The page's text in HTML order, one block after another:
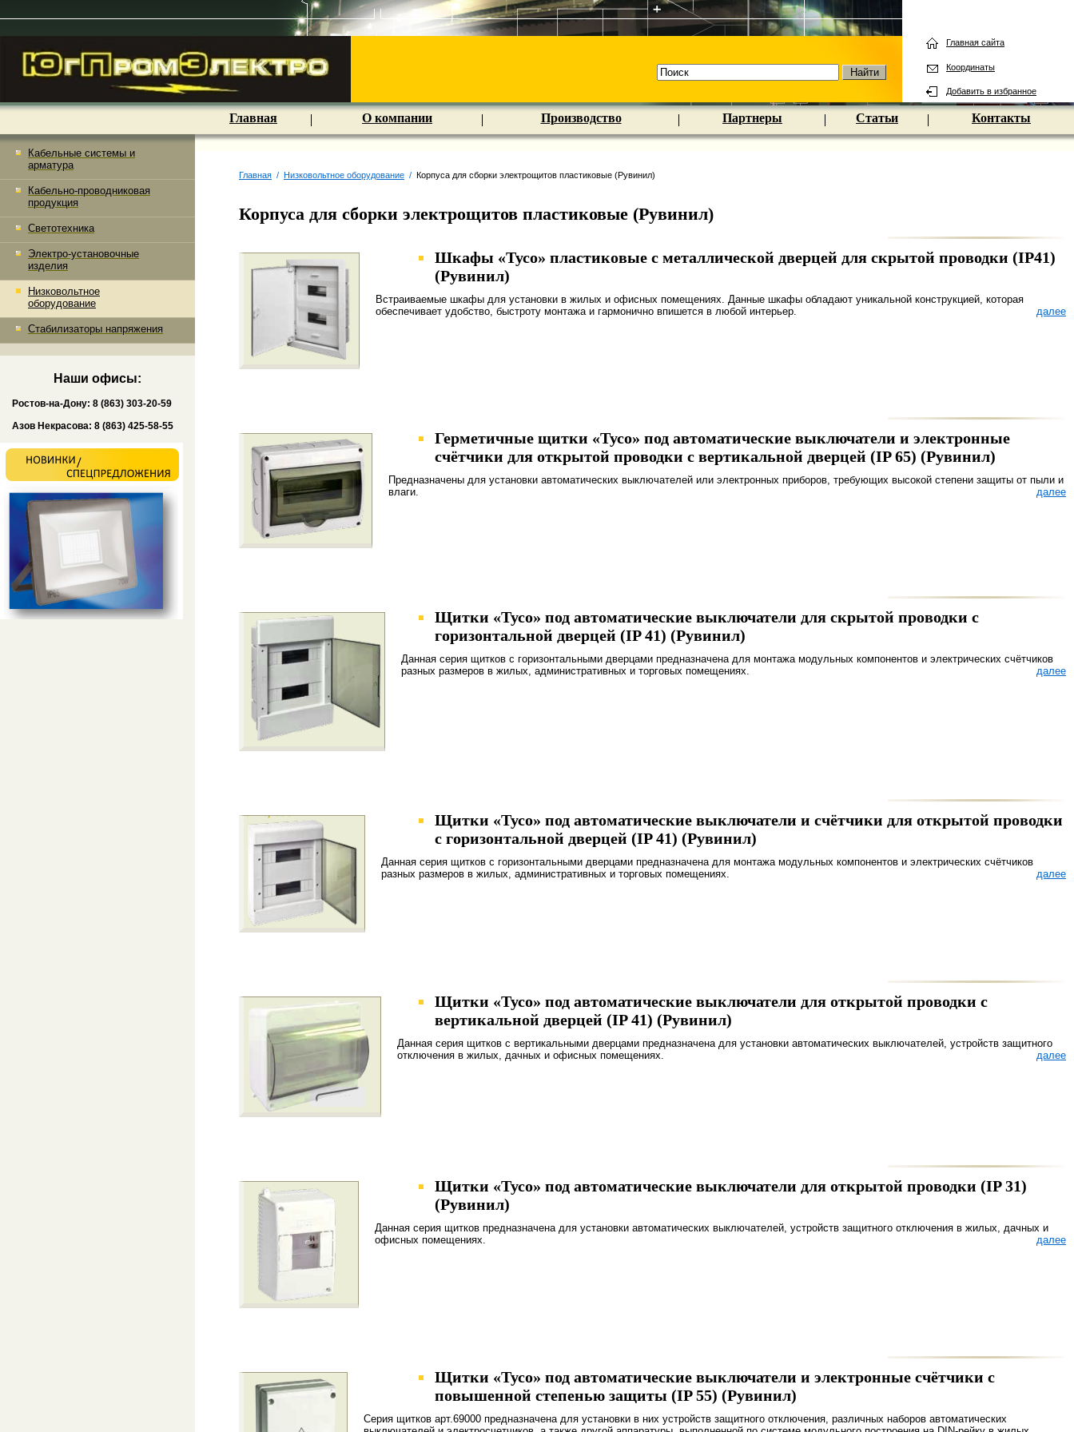
Главная сайта
Координаты
Добавить в избранное
Кабельные системы и
арматура
Кабельно-проводниковая
продукция
Светотехника
Электро-установочные
изделия
Низковольтное
оборудование
Стабилизаторы напряжения
Наши офисы:
Ростов-на-Дону: 8 (863) 303-20-59
Азов Некрасова: 8 (863) 425-58-55
Главная О компании Производство Партнеры Статьи Контакты
Главная / Низковольтное оборудование / Корпуса для сборки электрощитов пластиковые (Рувинил)
Корпуса для сборки электрощитов пластиковые (Рувинил)
Шкафы «Тусо» пластиковые с металлической дверцей для скрытой проводки (IP41)
(Рувинил)
Встраиваемые шкафы для установки в жилых и офисных помещениях. Данные шкафы обладают уникальной конструкцией, которая
обеспечивает удобство, быстроту монтажа и гармонично впишется в любой интерьер.
далее
Герметичные щитки «Тусо» под автоматические выключатели и электронные
счётчики для открытой проводки с вертикальной дверцей (IP 65) (Рувинил)
Предназначены для установки автоматических выключателей или электронных приборов, требующих высокой степени защиты от пыли и
влаги.
далее
Щитки «Тусо» под автоматические выключатели для скрытой проводки с
горизонтальной дверцей (IP 41) (Рувинил)
Данная серия щитков с горизонтальными дверцами предназначена для монтажа модульных компонентов и электрических счётчиков
разных размеров в жилых, административных и торговых помещениях.
далее
Щитки «Тусо» под автоматические выключатели и счётчики для открытой проводки
с горизонтальной дверцей (IP 41) (Рувинил)
Данная серия щитков с горизонтальными дверцами предназначена для монтажа модульных компонентов и электрических счётчиков
разных размеров в жилых, административных и торговых помещениях.
далее
Щитки «Тусо» под автоматические выключатели для открытой проводки с
вертикальной дверцей (IP 41) (Рувинил)
Данная серия щитков с вертикальными дверцами предназначена для установки автоматических выключателей, устройств защитного
отключения в жилых, дачных и офисных помещениях.
далее
Щитки «Тусо» под автоматические выключатели для открытой проводки (IP 31)
(Рувинил)
Данная серия щитков предназначена для установки автоматических выключателей, устройств защитного отключения в жилых, дачных и
офисных помещениях.
далее
Щитки «Тусо» под автоматические выключатели и электронные счётчики с
повышенной степенью защиты (IP 55) (Рувинил)
Серия щитков арт.69000 предназначена для установки в них устройств защитного отключения, различных наборов автоматических